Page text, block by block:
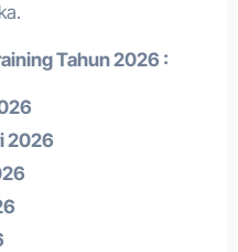
Tahun 2026 :
2026